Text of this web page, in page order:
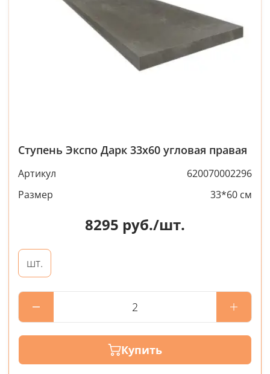
Ступень Экспо Дарк 33x60 угловая правая
Артикул
620070002296
Размер
33*60 см
8295 руб./шт.
шт.
Купить